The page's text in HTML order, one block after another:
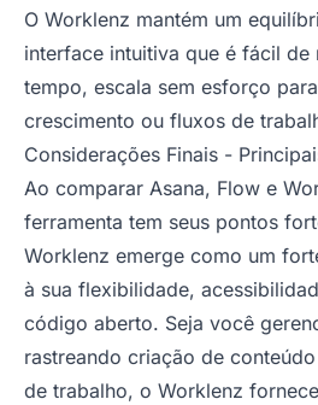
O Worklenz mantém um
interface intuitiva que é fácil de
tempo, escala sem esforço
crescimento ou fluxos de
Considerações Finais -
Ao comparar Asana, Flow e
ferramenta tem seus pontos
Worklenz emerge como um
à sua flexibilidade,
código aberto. Seja você
rastreando criação de
de trabalho, o Worklenz